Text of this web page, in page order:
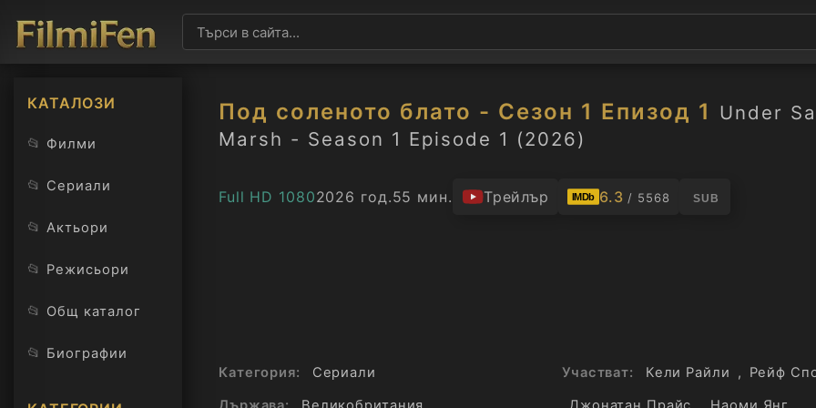
КАТАЛОЗИ
📂 Филми
📂 Сериали
📂 Актьори
📂 Режисьори
📂 Общ каталог
📂 Биографии
Под соленото блато - Сезон 1 Епизод 1 Under
Marsh - Season 1 Episode 1 (2026)
Full HD 10802026 год.55 мин. Трейлър IMDb 6.3 / 5568 SUB
Категория:
Сериали
Участват: Кели Райли , Рейф